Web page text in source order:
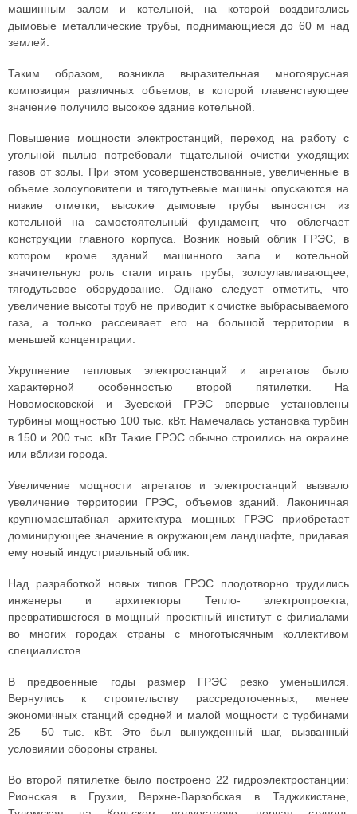
машинным залом и котельной, на которой воздвигались
дымовые металлические трубы, поднимающиеся до 60 м над
землей.
Таким образом, возникла выразительная многоярусная
композиция различных объемов, в которой главенствующее
значение получило высокое здание котельной.
Повышение мощности электростанций, переход на работу с
угольной пылью потребовали тщательной очистки уходящих
газов от золы. При этом усовершенствованные, увеличенные в
объеме золоуловители и тягодутьевые машины опускаются на
низкие отметки, высокие дымовые трубы выносятся из
котельной на самостоятельный фундамент, что облегчает
конструкции главного корпуса. Возник новый облик ГРЭС, в
котором кроме зданий машинного зала и котельной
значительную роль стали играть трубы, золоулавливающее,
тягодутьевое оборудование. Однако следует отметить, что
увеличение высоты труб не приводит к очистке выбрасываемого
газа, а только рассеивает его на большой территории в
меньшей концентрации.
Укрупнение тепловых электростанций и агрегатов было
характерной особенностью второй пятилетки. На
Новомосковской и Зуевской ГРЭС впервые установлены
турбины мощностью 100 тыс. кВт. Намечалась установка турбин
в 150 и 200 тыс. кВт. Такие ГРЭС обычно строились на окраине
или вблизи города.
Увеличение мощности агрегатов и электростанций вызвало
увеличение территории ГРЭС, объемов зданий. Лаконичная
крупномасштабная архитектура мощных ГРЭС приобретает
доминирующее значение в окружающем ландшафте, придавая
ему новый индустриальный облик.
Над разработкой новых типов ГРЭС плодотворно трудились
инженеры и архитекторы Тепло- электропроекта,
превратившегося в мощный проектный институт с филиалами
во многих городах страны с многотысячным коллективом
специалистов.
В предвоенные годы размер ГРЭС резко уменьшился.
Вернулись к строительству рассредоточенных, менее
экономичных станций средней и малой мощности с турбинами
25— 50 тыс. кВт. Это был вынужденный шаг, вызванный
условиями обороны страны.
Во второй пятилетке было построено 22 гидроэлектростанции:
Рионская в Грузии, Верхне-Варзобская в Таджикистане,